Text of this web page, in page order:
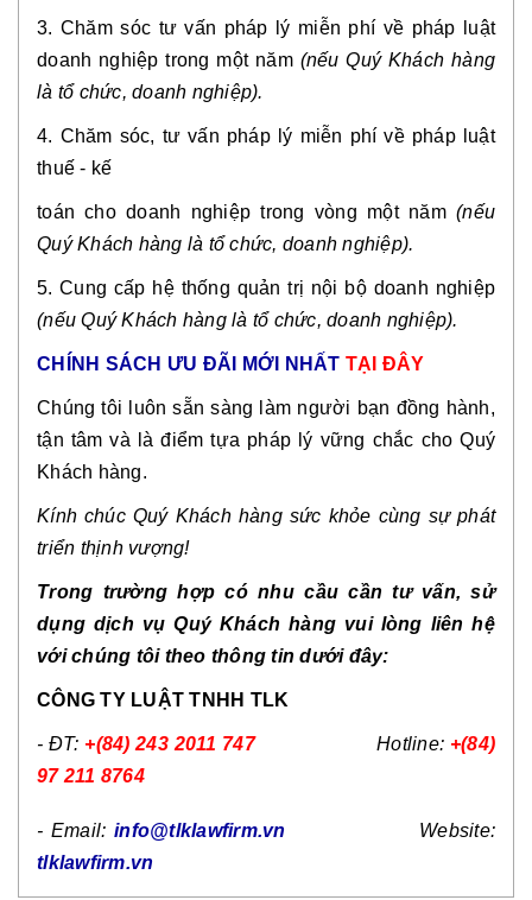
3. Chăm sóc tư vấn pháp lý miễn phí về pháp luật
doanh nghiệp trong một năm (nếu Quý Khách hàng
là tổ chức, doanh nghiệp).
4. Chăm sóc, tư vấn pháp lý miễn phí về pháp luật
thuế - kế
toán cho doanh nghiệp trong vòng một năm (nếu
Quý Khách hàng là tổ chức, doanh nghiệp).
5. Cung cấp hệ thống quản trị nội bộ doanh nghiệp
(nếu Quý Khách hàng là tổ chức, doanh nghiệp).
CHÍNH SÁCH ƯU ĐÃI MỚI NHẤT TẠI ĐÂY
Chúng tôi luôn sẵn sàng làm người bạn đồng hành,
tận tâm và là điểm tựa pháp lý vững chắc cho Quý
Khách hàng.
Kính chúc Quý Khách hàng sức khỏe cùng sự phát
triển thịnh vượng!
Trong trường hợp có nhu cầu cần tư vấn, sử
dụng dịch vụ Quý Khách hàng vui lòng liên hệ
với chúng tôi theo thông tin dưới đây:
CÔNG TY LUẬT TNHH TLK
- ĐT: +(84) 243 2011 747Hotline: +(84)
97 211 8764
- Email: info@tlklawfirm.vn
Website:
tlklawfirm.vn